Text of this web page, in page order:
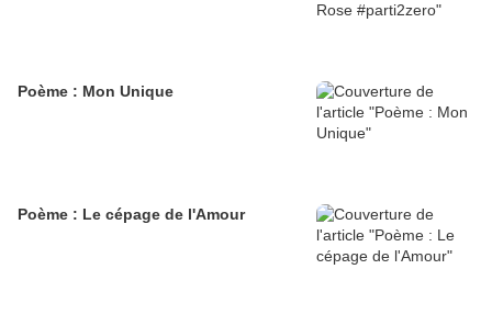
Poème : Mon Unique
Poème : Le cépage de l'Amour